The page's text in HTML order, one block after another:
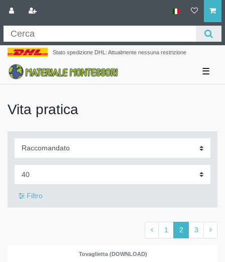
Stato spedizione DHL: Attualmente nessuna restrizione
☰
Vita pratica
Filtro
1 2 3
Tovaglietta (DOWNLOAD)